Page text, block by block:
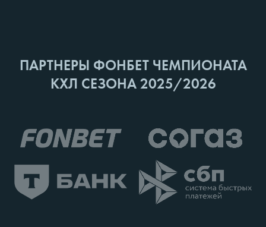
ПАРТНЕРЫ ФОНБЕТ ЧЕМПИОНАТА
КХЛ СЕЗОНА 2025/2026